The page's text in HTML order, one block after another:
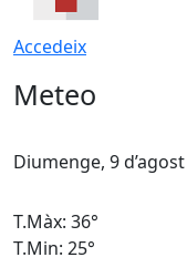
Accedeix
Meteo
Diumenge, 9 d’agost
T.Màx: 36°
T.Min: 25°